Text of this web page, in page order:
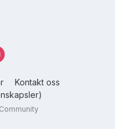
Kontakt oss